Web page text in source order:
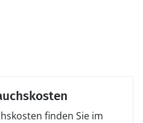
finden Sie im